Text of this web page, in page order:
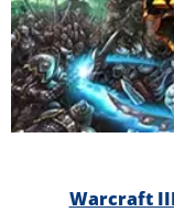
Warcraft III